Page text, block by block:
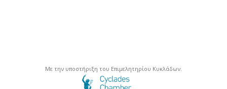
Με την υποστήριξη του Επιμελητηρίου Κυκλάδων.